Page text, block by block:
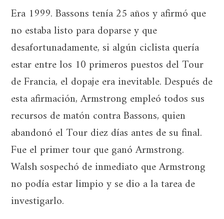
Era 1999. Bassons tenía 25 años y afirmó que
no estaba listo para doparse y que
desafortunadamente, si algún ciclista quería
estar entre los 10 primeros puestos del Tour
de Francia, el dopaje era inevitable. Después de
esta afirmación, Armstrong empleó todos sus
recursos de matón contra Bassons, quien
abandonó el Tour diez días antes de su final.
Fue el primer tour que ganó Armstrong.
Walsh sospechó de inmediato que Armstrong
no podía estar limpio y se dio a la tarea de
investigarlo.